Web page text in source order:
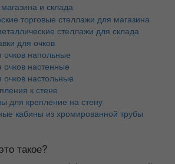
и склада
торговые стеллажи для магазина
стеллажи для склада
для очков
очков напольные
очков настенные
очков настольные
к стене
для крепление на стену
кабины из хромированной трубы
такое?